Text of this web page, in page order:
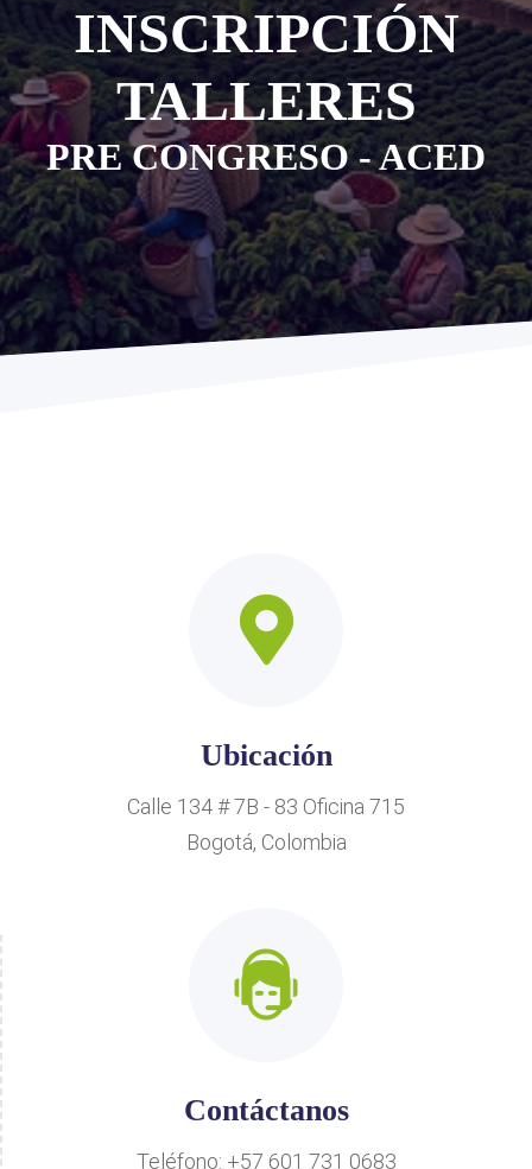
INSCRIPCIÓN
TALLERES
PRE CONGRESO - ACED
Ubicación
Calle 134 # 7B - 83 Oficina 715
Bogotá, Colombia
Contáctanos
Teléfono: +57 601 731 0683